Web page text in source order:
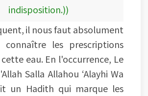
indisposition.))
il nous faut absolument
connaître les prescriptions
eau. En l'occurrence, Le
Salla Allahou ‘Alayhi Wa
un Hadith qui marque les